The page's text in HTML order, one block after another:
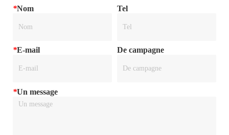
*Nom Tel
*E-mail De campagne
*Un message